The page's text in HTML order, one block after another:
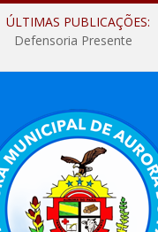
ÚLTIMAS PUBLICAÇÕES:
Defensoria Presente